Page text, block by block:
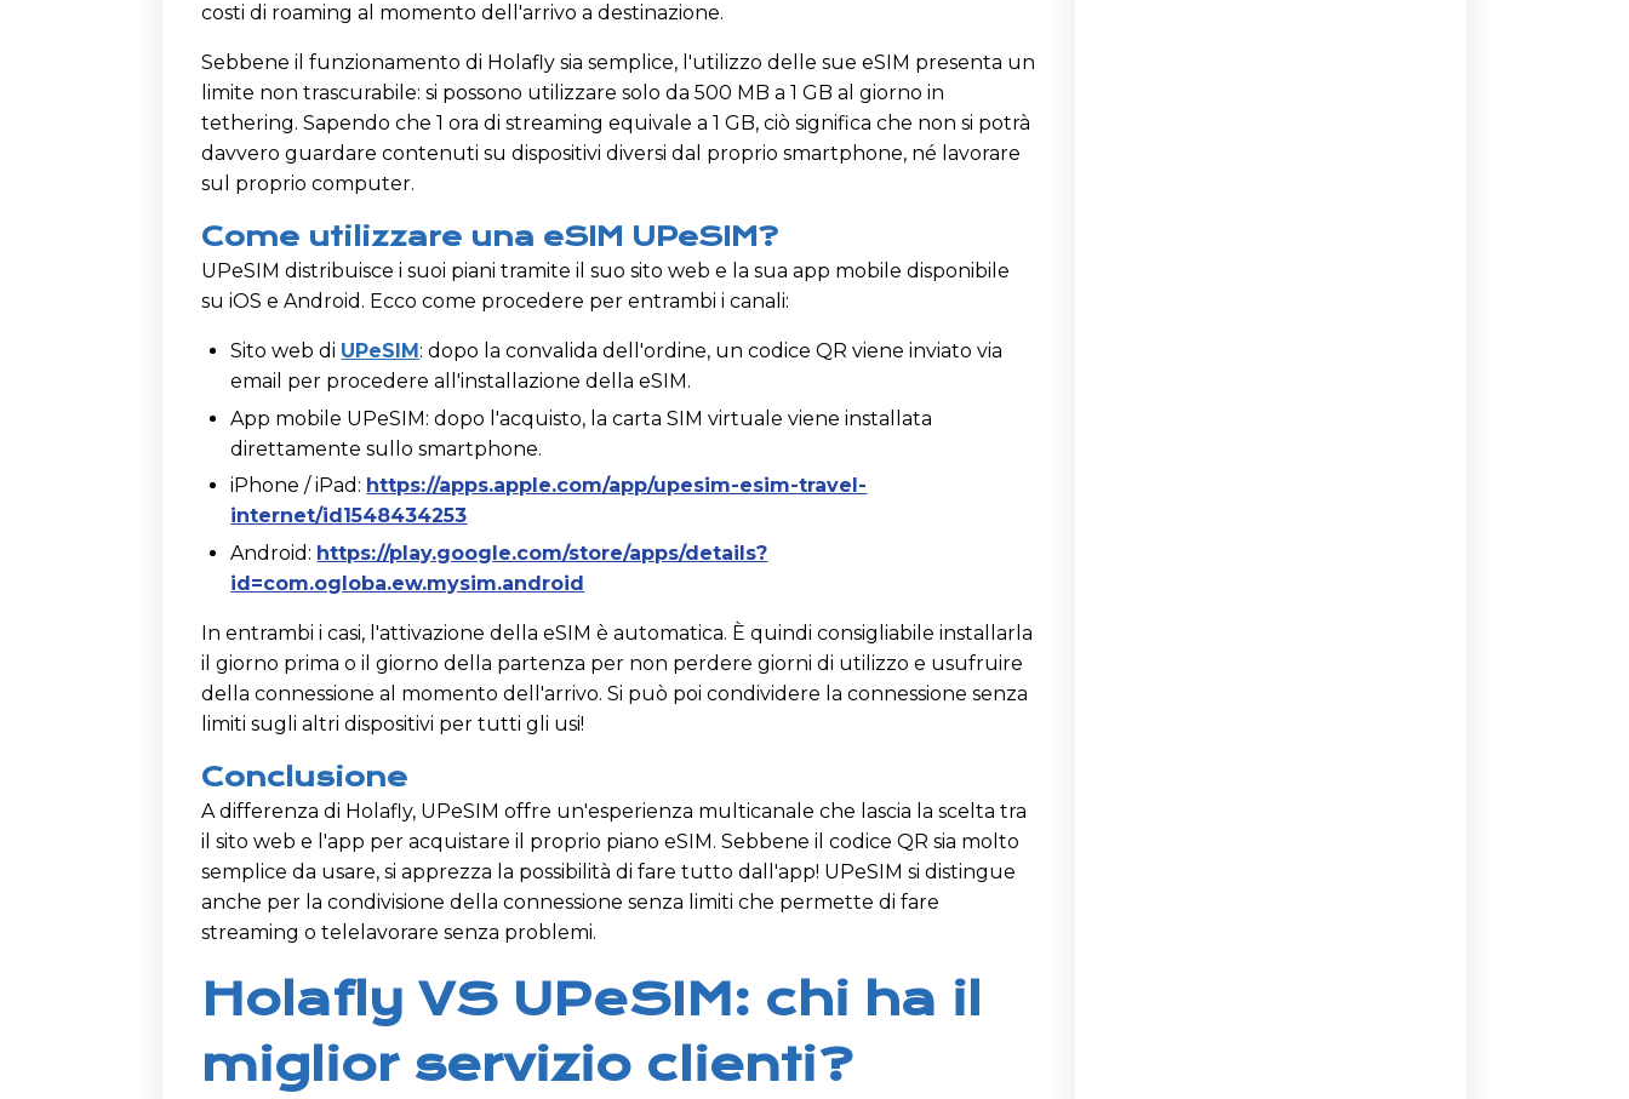
costi di roaming al momento dell'arrivo a destinazione.
Sebbene il funzionamento di Holafly sia semplice, l'utilizzo delle sue eSIM presenta un
limite non trascurabile: si possono utilizzare solo da 500 MB a 1 GB al giorno in
tethering. Sapendo che 1 ora di streaming equivale a 1 GB, ciò significa che non si potrà
davvero guardare contenuti su dispositivi diversi dal proprio smartphone, né lavorare
sul proprio computer.
Come utilizzare una eSIM UPeSIM?
UPeSIM distribuisce i suoi piani tramite il suo sito web e la sua app mobile disponibile
su iOS e Android. Ecco come procedere per entrambi i canali:
Sito web di UPeSIM : dopo la convalida dell'ordine, un codice QR viene inviato via
email per procedere all'installazione della eSIM.
App mobile UPeSIM: dopo l'acquisto, la carta SIM virtuale viene installata
direttamente sullo smartphone.
iPhone / iPad: https://apps.apple.com/app/upesim-esim-travel-
internet/id1548434253
Android: https://play.google.com/store/apps/details?
id=com.ogloba.ew.mysim.android
In entrambi i casi, l'attivazione della eSIM è automatica. È quindi consigliabile installarla
il giorno prima o il giorno della partenza per non perdere giorni di utilizzo e usufruire
della connessione al momento dell'arrivo. Si può poi condividere la connessione senza
limiti sugli altri dispositivi per tutti gli usi!
Conclusione
A differenza di Holafly, UPeSIM offre un'esperienza multicanale che lascia la scelta tra
il sito web e l'app per acquistare il proprio piano eSIM. Sebbene il codice QR sia molto
semplice da usare, si apprezza la possibilità di fare tutto dall'app! UPeSIM si distingue
anche per la condivisione della connessione senza limiti che permette di fare
streaming o telelavorare senza problemi.
Holafly VS UPeSIM: chi ha il
miglior servizio clienti?